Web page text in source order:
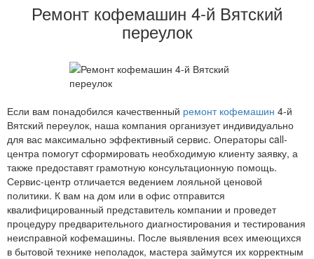
Ремонт кофемашин 4-й Вятский
переулок
Если вам понадобился качественный ремонт кофемашин 4-й
Вятский переулок, наша компания организует индивидуально
для вас максимально эффективный сервис. Операторы call-
центра помогут сформировать необходимую клиенту заявку, а
также предоставят грамотную консультационную помощь.
Сервис-центр отличается ведением лояльной ценовой
политики. К вам на дом или в офис отправится
квалифицированный представитель компании и проведет
процедуру предварительного диагностирования и тестирования
неисправной кофемашины. После выявления всех имеющихся
в бытовой технике неполадок, мастера займутся их корректным